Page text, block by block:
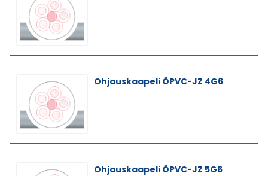
Ohjauskaapeli ÖPVC-JZ 4G6
Ohjauskaapeli ÖPVC-JZ 5G6